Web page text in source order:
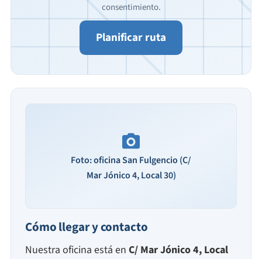
consentimiento.
Planificar ruta
Foto: oficina San Fulgencio (C/
Mar Jónico 4, Local 30)
Cómo llegar y contacto
Nuestra oficina está en C/ Mar Jónico 4, Local